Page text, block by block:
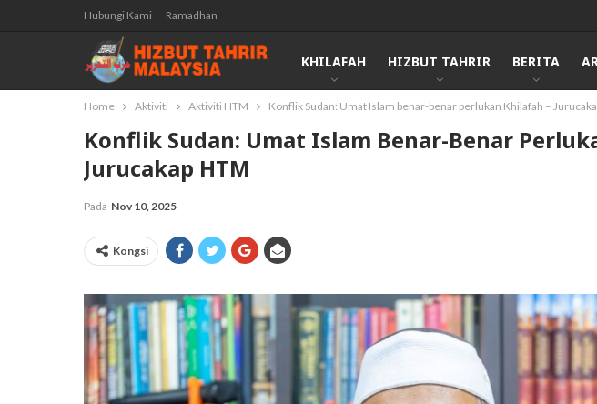
Hubungi Kami Ramadhan
KHILAFAH HIZBUT TAHRIR BERITA
Home Aktiviti Aktiviti HTM Konflik Sudan: Umat Islam benar-benar perlukan Khilafah –
Konflik Sudan: Umat Islam Benar-Benar
Jurucakap HTM
Pada Nov 10, 2025
Kongsi